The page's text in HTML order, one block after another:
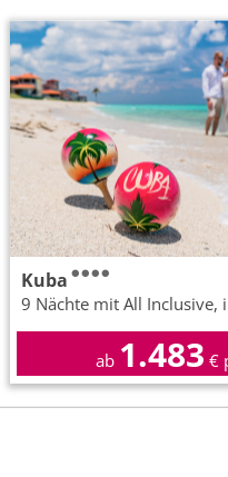
Kuba
9 Nächte mit All Inclusive,
ab 1.483 €